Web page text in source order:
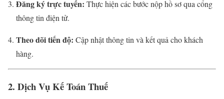
Đăng ký trực tuyến: Thực hiện các bước nộp hồ sơ qua cổng
thông tin điện tử.
Theo dõi tiến độ: Cập nhật thông tin và kết quả cho khách
hàng.
2. Dịch Vụ Kế Toán Thuế